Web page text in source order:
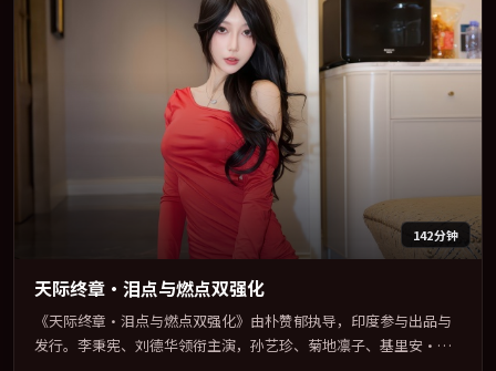
142分钟
天际终章·泪点与燃点双强化
《天际终章·泪点与燃点双强化》由朴赞郁执导，印度参与出品与
发行。李秉宪、刘德华领衔主演，孙艺珍、菊地凛子、基里安·墨